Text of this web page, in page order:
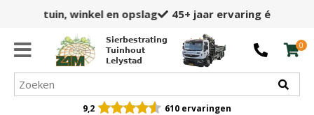
45+ jaarervaring én expertise
Sierbestrating
Tuinhout
Lelystad
0
9,2 610 ervaringen